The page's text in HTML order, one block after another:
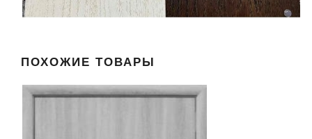
ПОХОЖИЕ ТОВАРЫ